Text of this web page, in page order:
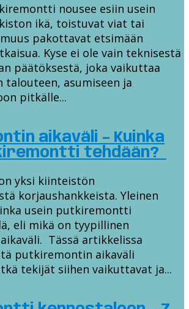
nousee esiin usein
ikä, toistuvat viat tai
pakottavat etsimään
Kyse ei ole vain teknisestä
päätöksestä, joka vaikuttaa
talouteen, asumiseen ja
pitkälle...
aikaväli – Kuinka
tehdään?
yksi kiinteistön
korjaushankkeista. Yleinen
usein putkiremontti
eli mikä on tyypillinen
Tässä artikkelissa
putkiremontin aikaväli
tekijät siihen vaikuttavat ja...